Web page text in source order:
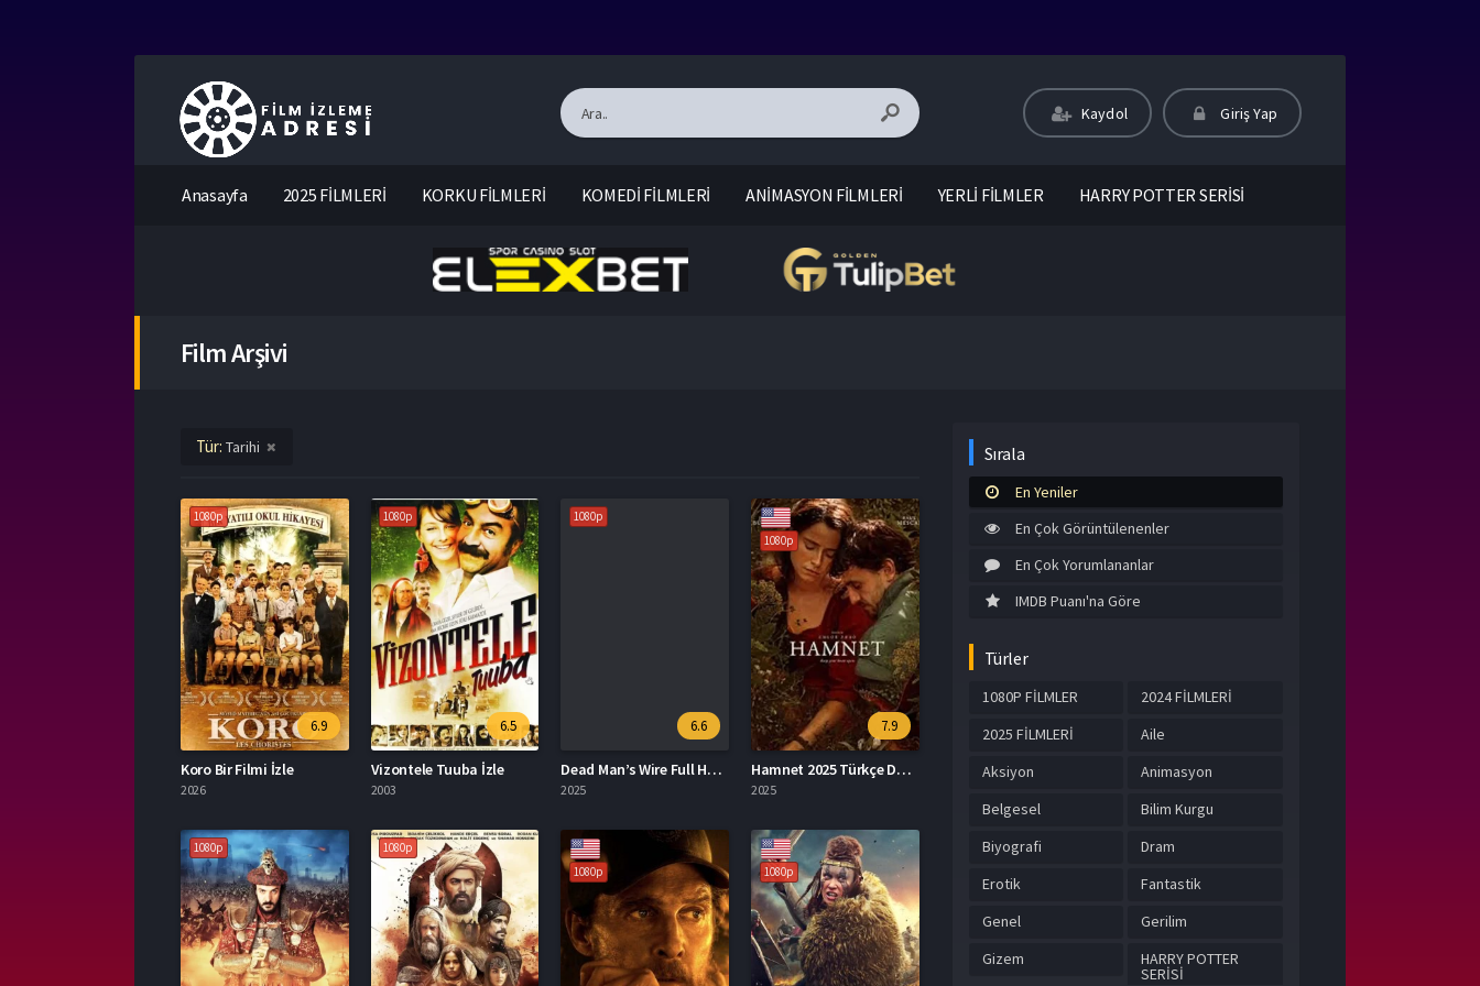
Kaydol Giriş Yap
Anasayfa 2025 FİLMLERİ KORKU FİLMLERİ KOMEDİ FİLMLERİ ANİMASYON FİLMLERİ YERLİ FİLMLER HARRY POTTER SERİSİ
Film Arşivi
Tür: Tarihi
1080p
6.9
Koro Bir Filmi İzle
2026
1080p
6.5
Vizontele Tuuba İzle
2003
1080p
6.6
Dead Man’s Wire Full HD İzle
2025
1080p
7.9
Hamnet 2025 Türkçe Dublaj İzle
2025
1080p 1080p
1080p 1080p
Sırala
En Yeniler
En Çok Görüntülenenler
En Çok Yorumlananlar
IMDB Puanı'na Göre
Türler
1080P FİLMLER
2024 FİLMLERİ
2025 FİLMLERİ
Aile
Aksiyon
Animasyon
Belgesel
Bilim Kurgu
Biyografi
Dram
Erotik
Fantastik
Genel
Gerilim
Gizem
HARRY POTTER
SERİSİ